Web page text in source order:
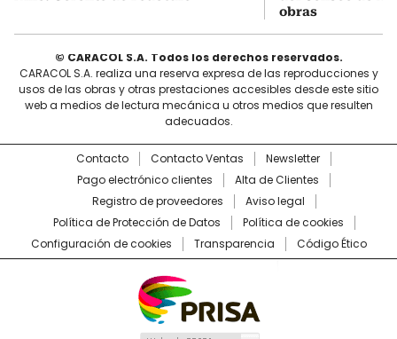
obras
© CARACOL S.A. Todos los derechos reservados.
CARACOL S.A. realiza una reserva expresa de las reproducciones y
usos de las obras y otras prestaciones accesibles desde este sitio
web a medios de lectura mecánica u otros medios que resulten
adecuados.
Contacto Contacto Ventas
Newsletter
Pago electrónico clientes
Alta de Clientes
Registro de proveedores
Aviso legal
Política de Protección de Datos
Política de cookies
Configuración de cookies
Transparencia Código Ético